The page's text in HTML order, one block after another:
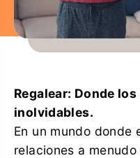
Regalear: Donde
inolvidables.
En un mundo donde
relaciones a